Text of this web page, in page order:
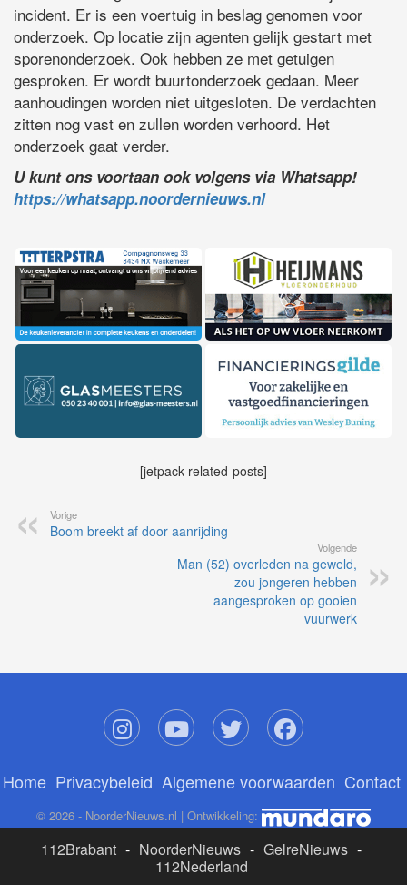
incident. Er is een voertuig in beslag genomen voor
onderzoek. Op locatie zijn agenten gelijk gestart met
sporenonderzoek. Ook hebben ze met getuigen
gesproken. Er wordt buurtonderzoek gedaan. Meer
aanhoudingen worden niet uitgesloten. De verdachten
zitten nog vast en zullen worden verhoord. Het
onderzoek gaat verder.
U kunt ons voortaan ook volgens via Whatsapp!
https://whatsapp.noordernieuws.nl
[jetpack-related-posts]
Vorige
Boom breekt af door aanrijding
Volgende
Man (52) overleden na geweld,
zou jongeren hebben
aangesproken op gooien
vuurwerk
Home Privacybeleid Algemene voorwaarden Contact
© 2026 - NoorderNieuws.nl | Ontwikkeling:
112Brabant - NoorderNieuws - GelreNieuws -
112Nederland